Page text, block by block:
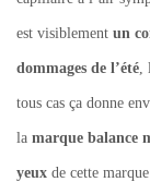
est visiblement un
dommages de l’été
tous cas ça donne
la marque balance
yeux de cette